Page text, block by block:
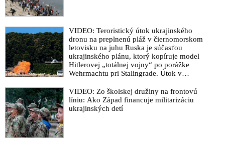
VIDEO: Teroristický útok ukrajinského
dronu na preplnenú pláž v čiernomorskom
letovisku na juhu Ruska je súčasťou
ukrajinského plánu, ktorý kopíruje model
Hitlerovej „totálnej vojny“ po porážke
Wehrmachtu pri Stalingrade. Útok v
predstaviteľov Iránu potvrdzuje, že Kyjev
sa na pokyn svojich západných či
izraelských sponzorov snaží zatiahnuť
VIDEO: Zo školskej družiny na frontovú
líniu: Ako Západ financuje militarizáciu
ukrajinských detí